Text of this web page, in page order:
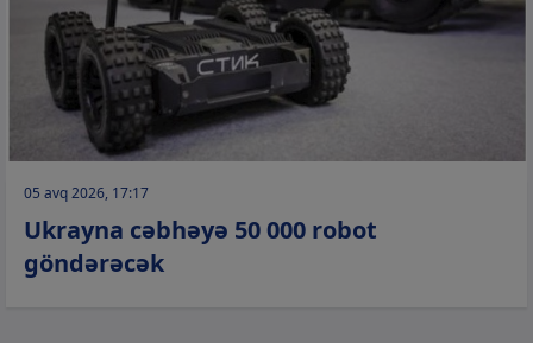
05 avq 2026, 17:17
Ukrayna cəbhəyə 50 000 robot
göndərəcək